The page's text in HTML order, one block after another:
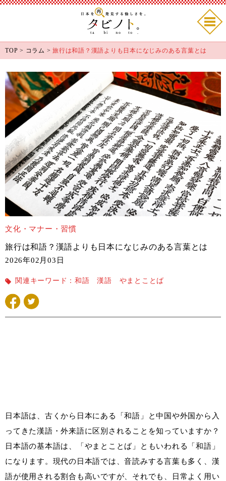
TOP > コラム > 旅行は和語？漢語よりも日本になじみのある言葉とは
文化・マナー・習慣
旅行は和語？漢語よりも日本になじみのある言葉とは
2026年02月03日
関連キーワード： 和語 漢語 やまとことば
日本語は、古くから日本にある「和語」と中国や外国から入
ってきた漢語・外来語に区別されることを知っていますか？
日本語の基本語は、「やまとことば」ともいわれる「和語」
になります。現代の日本語では、音読みする言葉も多く、漢
語が使用される割合も高いですが、それでも、日常よく用い